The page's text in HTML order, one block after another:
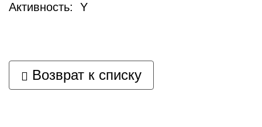
Активность: Y
Возврат к списку